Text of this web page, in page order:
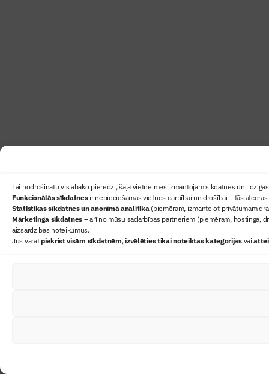
Lai nodrošinātu vislabāko pieredzi, šajā vietnē mēs izmantojam sīkdatnes un
Funkcionālās sīkdatnesir nepieciešamas vietnes darbībai un drošībai – tās
Statistikas sīkdatnes un anonīmā analītika(piemēram, izmantojot privātumam
Mārketinga sīkdatnes – arī no mūsu sadarbības partneriem (piemēram, hostinga,
aizsardzības noteikumus.
Jūs varatpiekrist visām sīkdatnēm,izvēlēties tikai noteiktas kategorijasvai